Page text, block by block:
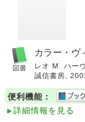
カラー・ヴ
レオ M. ハー
誠信書房,
便利機能：
詳細情報を見る